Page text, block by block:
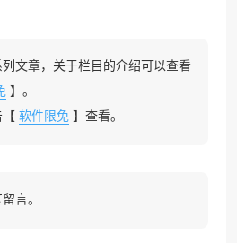
文章，关于栏目的介绍可以查看
】。
软件限免 】查看。
言。